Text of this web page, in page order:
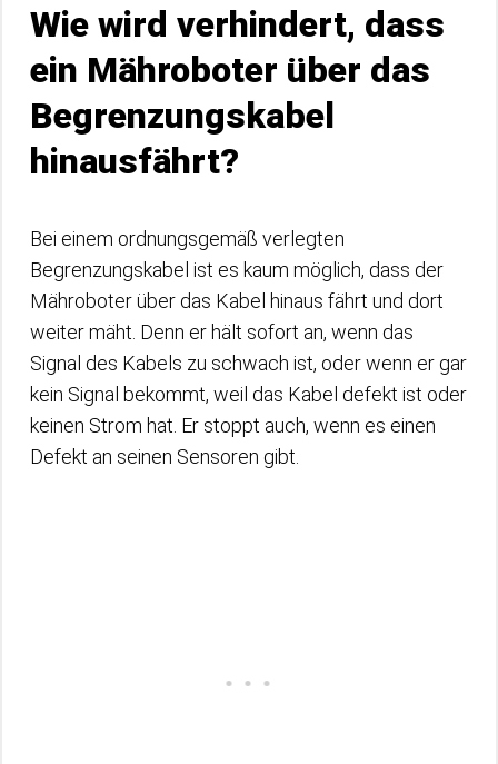
Wie wird verhindert, dass
ein Mähroboter über das
Begrenzungskabel
hinausfährt?
Bei einem ordnungsgemäß verlegten
Begrenzungskabel ist es kaum möglich, dass der
Mähroboter über das Kabel hinaus fährt und dort
weiter mäht. Denn er hält sofort an, wenn das
Signal des Kabels zu schwach ist, oder wenn er gar
kein Signal bekommt, weil das Kabel defekt ist oder
keinen Strom hat. Er stoppt auch, wenn es einen
Defekt an seinen Sensoren gibt.